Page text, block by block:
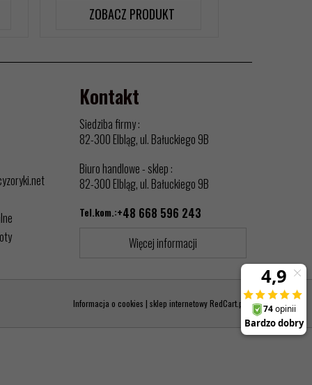
ZOBACZ PRODUKT
Kontakt
Siedziba firmy :
82-300 Elbląg, ul. Bałuckiego 9B
Biuro handlowe - sklep :
82-300 Elbląg, ul. Bałuckiego 9B
Tel.kom.:+48 668 596 243
Więcej informacji
Informacja o cookies | sklep internetowyRedCart.pl